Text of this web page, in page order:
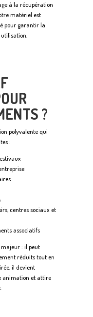
à la récupération
matériel est
pour garantir la
?
polyvalente qui
:
centres sociaux et
associatifs
: il peut
réduits tout en
il devient
animation et attire